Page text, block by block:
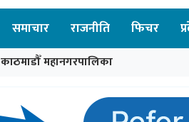
समाचार राजनीति फिचर
काठमाडौँ महानगरपालिका